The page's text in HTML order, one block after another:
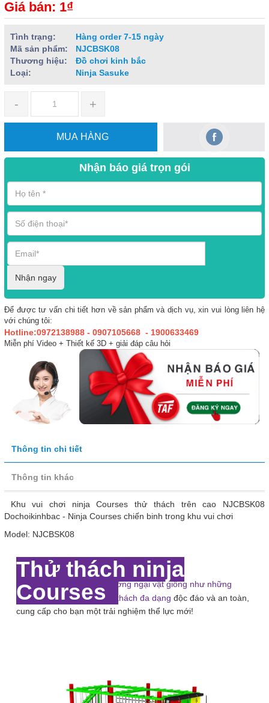
Giá bán: 1₫
Tình trạng:
Hàng order 7-15 ngày
Mã sản phẩm:
NJCBSK08
Thương hiệu:
Đồ chơi kinh bắc
Loại:
Ninja Sasuke
- +
MUA HÀNG
Nhận báo giá trọn gói
Nhận ngay
Để được tư vấn chi tiết hơn về sản phẩm và dịch vụ, xin vui lòng liên hệ
với chúng tôi:
Hotline:0972138988 - 0907105668 - 1900633469
Miễn phí Video + Thiết kế 3D + giải đáp câu hỏi
Thông tin chi tiết
Thông tin khác
Khu vui chơi ninja Courses thử thách trên cao NJCBSK08
Dochoikinhbac - Ninja Courses chiến binh trong khu vui chơi
Model: NJCBSK08
Thử thách ninja
Courses
Thử thách leo, đu vượt trướng ngại vật giống như những
chiến binh chinh phục thử thách đa dạng độc đáo và an toàn,
cung cấp cho bạn một trải nghiệm thể lực mới!